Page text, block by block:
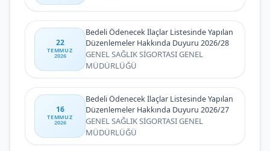
22
TEMMUZ
2026
Bedeli Ödenecek İlaçlar Listesinde Yapılan
Düzenlemeler Hakkında Duyuru 2026/28
GENEL SAĞLIK SİGORTASI GENEL
MÜDÜRLÜĞÜ
16
TEMMUZ
2026
Bedeli Ödenecek İlaçlar Listesinde Yapılan
Düzenlemeler Hakkında Duyuru 2026/27
GENEL SAĞLIK SİGORTASI GENEL
MÜDÜRLÜĞÜ